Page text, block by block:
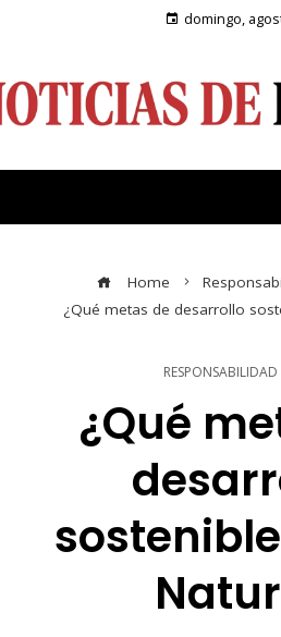
domingo,
Home
¿Qué metas de desarrollo
¿Qué